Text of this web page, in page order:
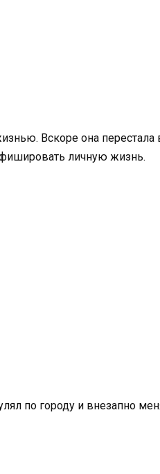
Вскоре она перестала
личную жизнь.
по городу и внезапно